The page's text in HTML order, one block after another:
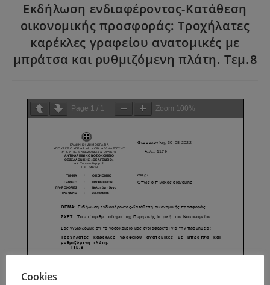
Εκδήλωση ενδιαφέροντος-Κατάθεση
οικονομικής προσφοράς: Τροχήλατες
καρέκλες γραφείου ανατομικές με
μπράτσα και ρυθμιζόμενη πλάτη. Τεμ.8
Page 1 / 1 Zoom 100%
Cookies